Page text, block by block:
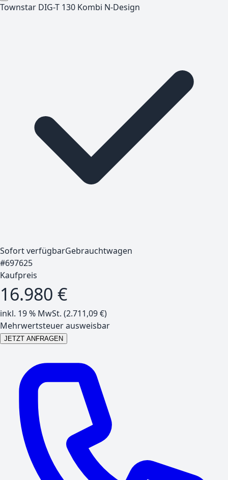
Townstar DIG-T 130 Kombi N-Design
Sofort verfügbarGebrauchtwagen
#697625
Kaufpreis
16.980 €
inkl. 19 % MwSt. (2.711,09€)
Mehrwertsteuer ausweisbar
JETZT ANFRAGEN